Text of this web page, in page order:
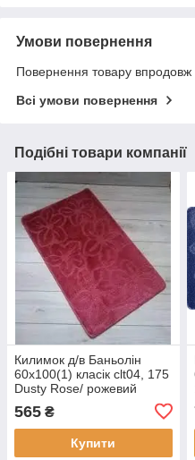
Умови повернення
Повернення товару впродовж
Всі умови повернення
Подібні товари компанії
Килимок д/в Баньолін
60х100(1) класік clt04, 175
Dusty Rose/ рожевий
565 ₴
Купити